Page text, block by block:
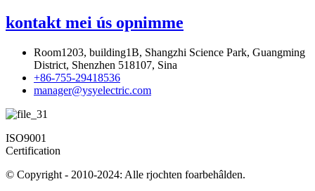
kontakt mei ús opnimme
Room1203, building1B, Shangzhi Science Park, Guangming
District, Shenzhen 518107, Sina
+86-755-29418536
manager@ysyelectric.com
ISO9001
Certification
© Copyright - 2010-2024: Alle rjochten foarbehâlden.